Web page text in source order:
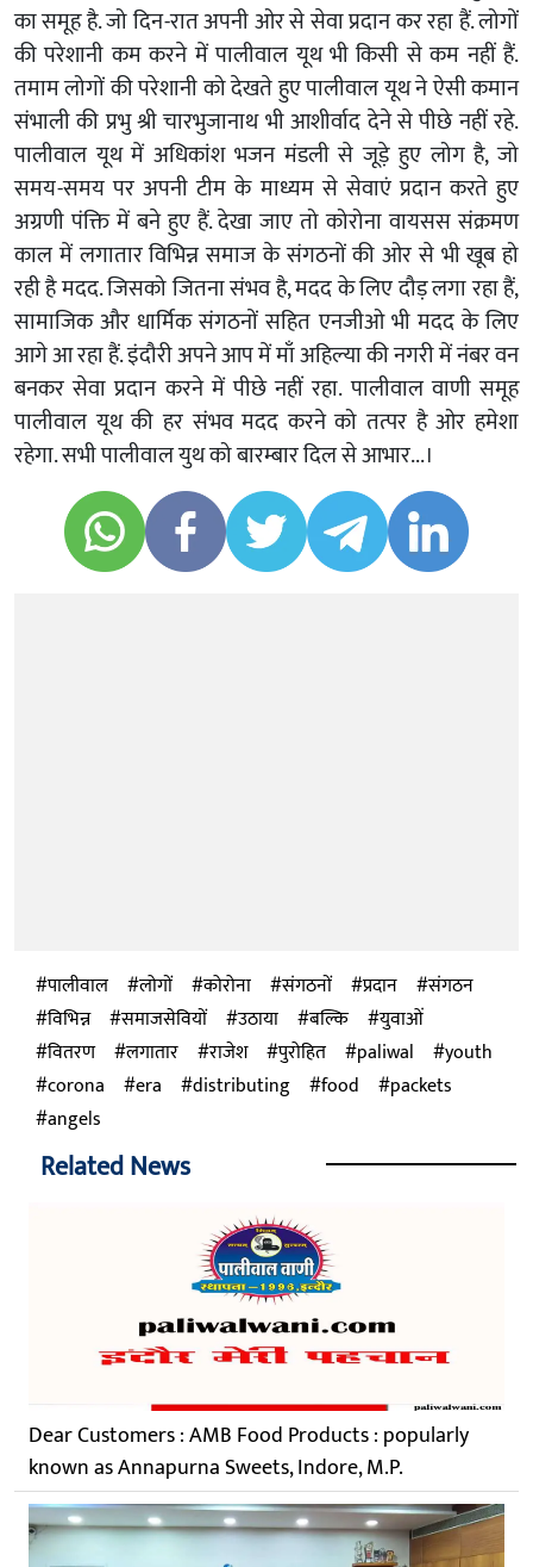
का समूह है. जो दिन-रात अपनी ओर से सेवा प्रदान कर रहा हैं. लोगों
की परेशानी कम करने में पालीवाल यूथ भी किसी से कम नहीं हैं.
तमाम लोगों की परेशानी को देखते हुए पालीवाल यूथ ने ऐसी कमान
संभाली की प्रभु श्री चारभुजानाथ भी आशीर्वाद देने से पीछे नहीं रहे.
पालीवाल यूथ में अधिकांश भजन मंडली से जूड़े हुए लोग है, जो
समय-समय पर अपनी टीम के माध्यम से सेवाएं प्रदान करते हुए
अग्रणी पंक्ति में बने हुए हैं. देखा जाए तो कोरोना वायसस संक्रमण
काल में लगातार विभिन्न समाज के संगठनों की ओर से भी खूब हो
रही है मदद. जिसको जितना संभव है, मदद के लिए दौड़ लगा रहा हैं,
सामाजिक और धार्मिक संगठनों सहित एनजीओ भी मदद के लिए
आगे आ रहा हैं. इंदौरी अपने आप में माँ अहिल्या की नगरी में नंबर वन
बनकर सेवा प्रदान करने में पीछे नहीं रहा. पालीवाल वाणी समूह
पालीवाल यूथ की हर संभव मदद करने को तत्पर है ओर हमेशा
रहेगा. सभी पालीवाल युथ को बारम्बार दिल से आभार...।
पालीवाल लोगों कोरोना संगठनों प्रदान
संगठन
विभिन्न
समाजसेवियों उठाया बल्कि
युवाओं
वितरण
लगातार राजेश पुरोहित paliwal
youth
corona
era distributing food
packets
angels
Related News
Dear Customers : AMB Food Products : popularly
known as Annapurna Sweets, Indore, M.P.